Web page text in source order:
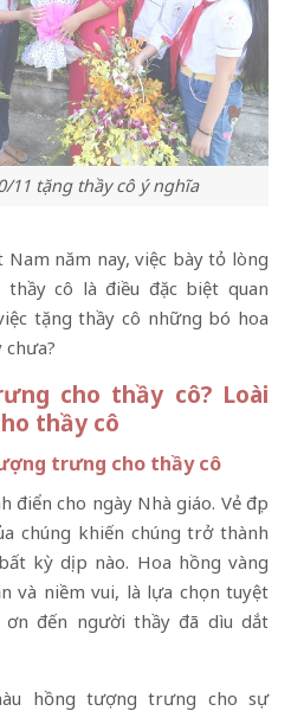
11 tặng thầy cô ý nghĩa
Nam năm nay, việc bày tỏ lòng
cô là điều đặc biệt quan
tặng thầy cô những bó hoa
chưa?
cho thầy cô? Loài
thầy cô
trưng cho thầy cô
cho ngày Nhà giáo. Vẻ đẹp
chúng khiến chúng trở thành
kỳ dịp nào. Hoa hồng vàng
và niềm vui, là lựa chọn tuyệt
đến người thầy đã dìu dắt
hồng tượng trưng cho sự